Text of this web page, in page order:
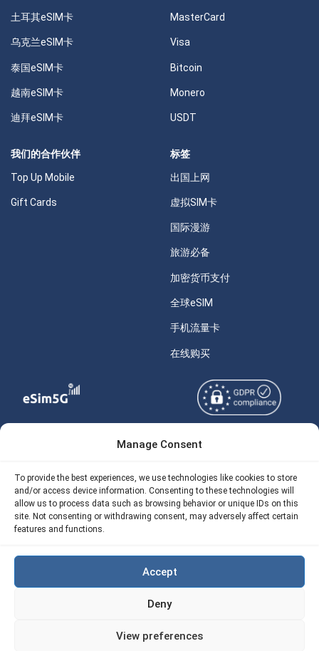
Manage Consent
To provide the best experiences, we use technologies like cookies to store
and/or access device information. Consenting to these technologies will
allow us to process data such as browsing behavior or unique IDs on this
site. Not consenting or withdrawing consent, may adversely affect certain
features and functions.
Accept
Deny
View preferences
土耳其eSIM卡
乌克兰eSIM卡
泰国eSIM卡
越南eSIM卡
迪拜eSIM卡
MasterCard
Visa
Bitcoin
Monero
USDT
我们的合作伙伴
Top Up Mobile
Gift Cards
标签
出国上网
虚拟SIM卡
国际漫游
旅游必备
加密货币支付
全球eSIM
手机流量卡
在线购买
Your Tickets
免费eSIM流量计算器
我们的 API
eSIM5G 退款政策
Copyright © 2026
使用条款
隐私政策
Site Map